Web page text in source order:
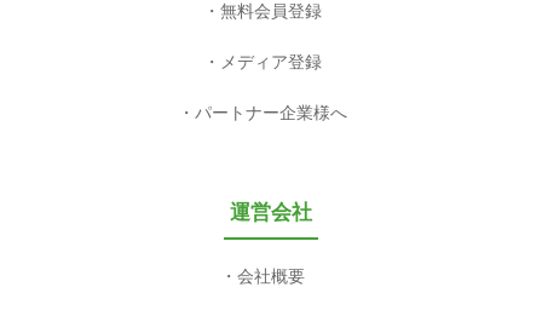
無料会員登録
メディア登録
パートナー企業様へ
運営会社
会社概要